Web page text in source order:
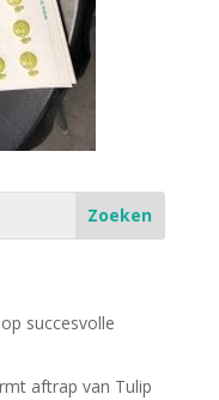
succesvolle
aftrap van Tulip